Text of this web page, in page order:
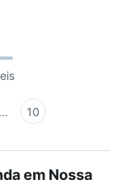
... 10
em Nossa